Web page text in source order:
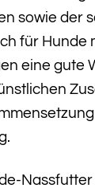
sowie der
für Hunde
eine gute
Nassfutter